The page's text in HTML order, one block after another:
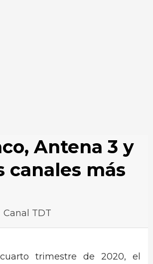
Antena 3 y
canales más
Canal TDT
trimestre de 2020, el